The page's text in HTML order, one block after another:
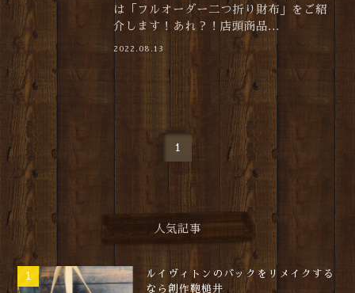
は「フルオーダー二つ折り財布」をご紹
介します！あれ？！店頭商品...
2022.08.13
1
人気記事
ルイヴィトンのバックをリメイクする
なら創作鞄槌井